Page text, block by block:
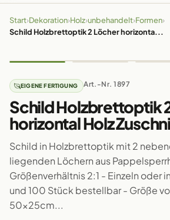
Start›Dekoration›Holz›unbehandelt›Formen›
Schild Holzbrettoptik 2 Löcher horizonta...
EIGENE FERTIGUNG Art.-Nr. 1897
Schild Holzbrettoptik
horizontal Holz
Schild in Holzbrettoptik mit 2
liegenden Löchern aus
Größenverhältnis 2:1 - Einzeln oder
und 100 Stück bestellbar - Größe
50x25cm...